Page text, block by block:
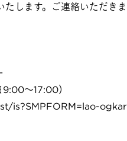
します。ご連絡いただき
～17:00）
is?SMPFORM=lao-